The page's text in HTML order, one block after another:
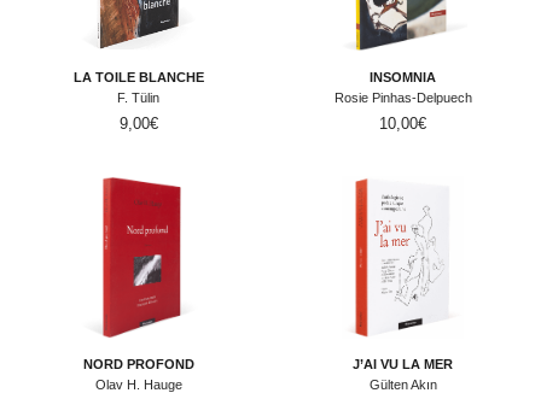
LA TOILE BLANCHE
F. Tülin
9,00€
INSOMNIA
Rosie Pinhas-Delpuech
10,00€
NORD PROFOND
Olav H. Hauge
J’AI VU LA MER
Gülten Akın